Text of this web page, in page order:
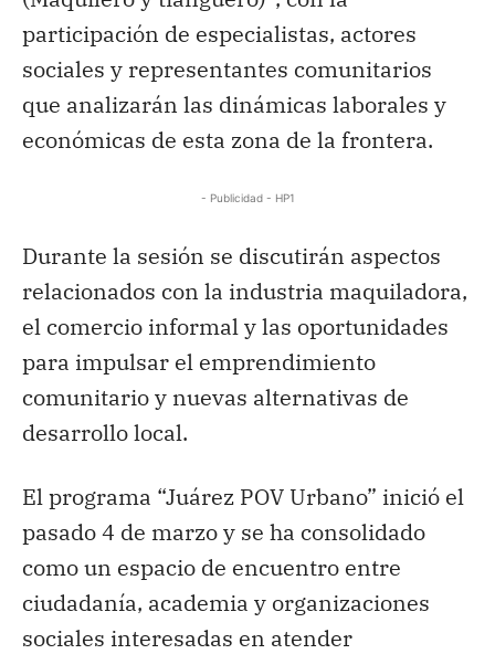
participación de especialistas, actores
sociales y representantes comunitarios
que analizarán las dinámicas laborales y
económicas de esta zona de la frontera.
- Publicidad - HP1
Durante la sesión se discutirán aspectos
relacionados con la industria maquiladora,
el comercio informal y las oportunidades
para impulsar el emprendimiento
comunitario y nuevas alternativas de
desarrollo local.
El programa “Juárez POV Urbano” inició el
pasado 4 de marzo y se ha consolidado
como un espacio de encuentro entre
ciudadanía, academia y organizaciones
sociales interesadas en atender